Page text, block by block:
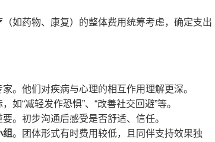
如药物、康复）的整体费用统筹考虑，确定支出
。他们对疾病与心理的相互作用理解更深。
“减轻发作恐惧”、“改善社交回避”等。
。初步沟通后感受是否舒适、信任。
。团体形式有时费用较低，且同伴支持效果独